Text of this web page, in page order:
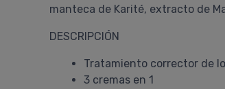
manteca de Karité, extracto de
DESCRIPCIÓN
Tratamiento corrector de
3 cremas en 1